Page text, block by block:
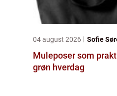
04 august 2026 Sofie
Muleposer som
grøn hverdag